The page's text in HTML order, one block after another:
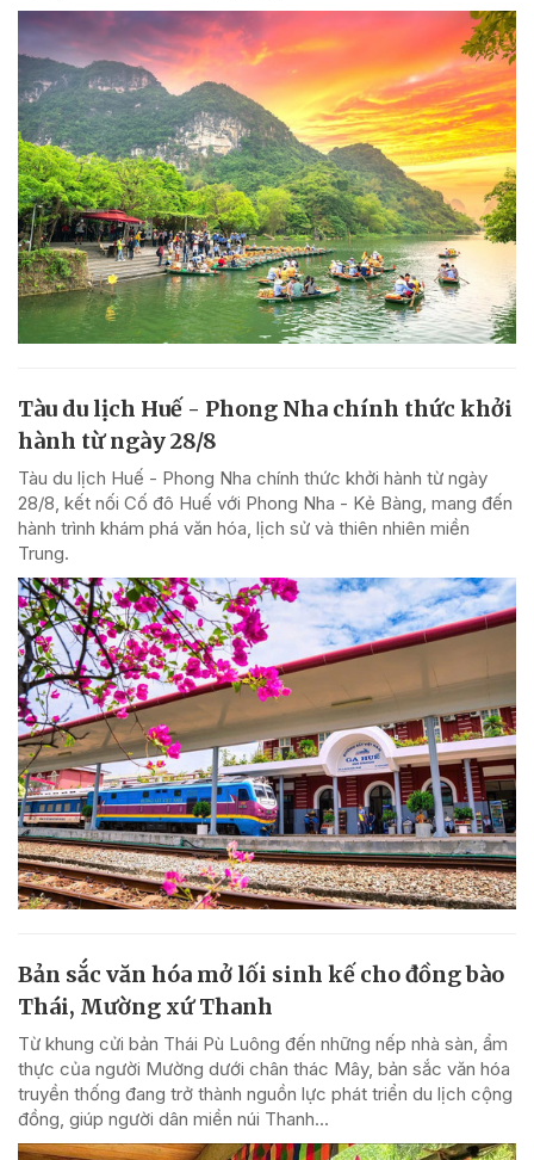
Tàu du lịch Huế - Phong Nha chính thức khởi
hành từ ngày 28/8
Tàu du lịch Huế - Phong Nha chính thức khởi hành từ ngày
28/8, kết nối Cố đô Huế với Phong Nha - Kẻ Bàng, mang đến
hành trình khám phá văn hóa, lịch sử và thiên nhiên miền
Trung.
Bản sắc văn hóa mở lối sinh kế cho đồng bào
Thái, Mường xứ Thanh
Từ khung cửi bản Thái Pù Luông đến những nếp nhà sàn, ẩm
thực của người Mường dưới chân thác Mây, bản sắc văn hóa
truyền thống đang trở thành nguồn lực phát triển du lịch cộng
đồng, giúp người dân miền núi Thanh...